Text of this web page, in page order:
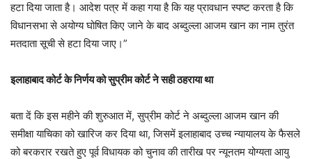
हटा दिया जाता है। आदेश पत्र में कहा गया है कि यह प्रावधान स्पष्ट करता है कि
विधानसभा से अयोग्य घोषित किए जाने के बाद अब्दुल्ला आजम खान का नाम तुरंत
मतदाता सूची से हटा दिया जाए।”
इलाहाबाद कोर्ट के निर्णय को सुप्रीम कोर्ट ने सही ठहराया था
बता दें कि इस महीने की शुरुआत में, सुप्रीम कोर्ट ने अब्दुल्ला आजम खान की
समीक्षा याचिका को खारिज कर दिया था, जिसमें इलाहाबाद उच्च न्यायालय के फैसले
को बरकरार रखते हुए पूर्व विधायक को चुनाव की तारीख पर न्यूनतम योग्यता आयु